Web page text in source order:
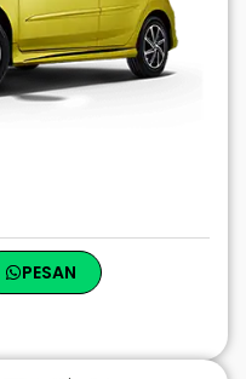
PESAN